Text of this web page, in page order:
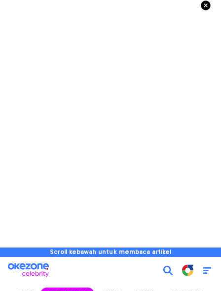
Scroll kebawah untuk membaca artikel